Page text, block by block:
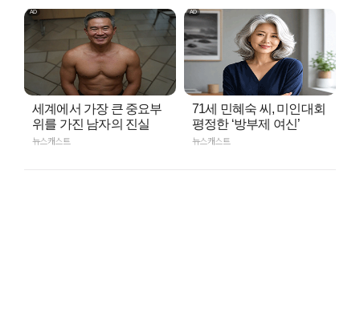
세계에서 가장 큰 중요부
위를 가진 남자의 진실
뉴스캐스트
71세 민혜숙 씨, 미인대회
평정한 ‘방부제 여신’
뉴스캐스트